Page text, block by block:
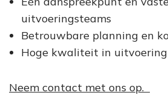
uitvoeringsteams
Betrouwbare planning en
Hoge kwaliteit in uitvoering
Neem contact met ons op.